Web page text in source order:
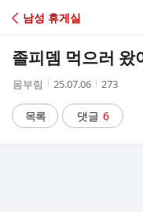
C
A
남성 휴게실
졸피뎀 먹으러 왔
작
자
몸부림
작
시
간
25.07.06
조
수
273
목록 댓글 6